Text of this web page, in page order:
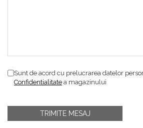
Sunt de acord cu prelucrarea datelor
Confidentialitate a magazinului